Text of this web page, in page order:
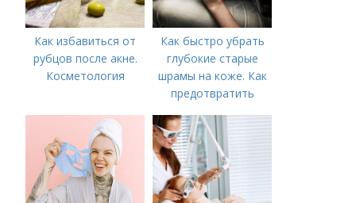
Как избавиться от
рубцов после акне.
Косметология
Как быстро убрать
глубокие старые
шрамы на коже. Как
предотвратить